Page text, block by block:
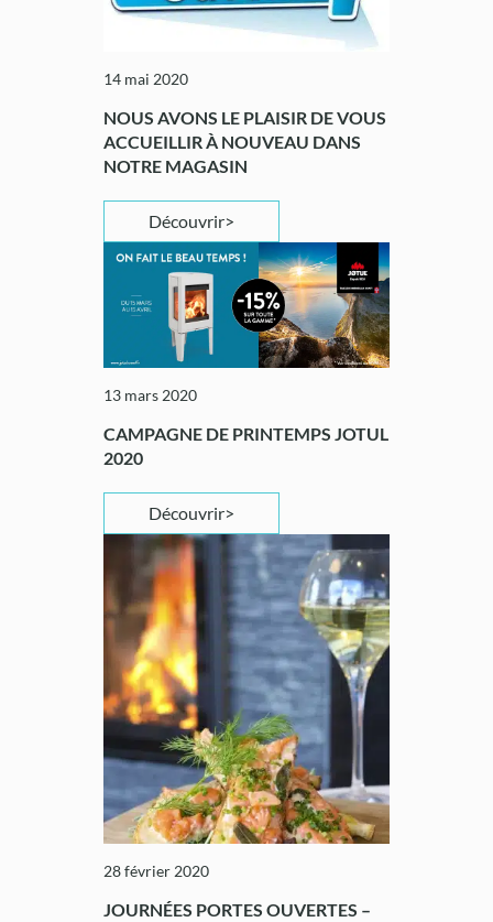
14 mai 2020
NOUS AVONS LE PLAISIR DE VOUS
ACCUEILLIR À NOUVEAU DANS
NOTRE MAGASIN
Découvrir
13 mars 2020
CAMPAGNE DE PRINTEMPS JOTUL
2020
Découvrir
28 février 2020
JOURNÉES PORTES OUVERTES –